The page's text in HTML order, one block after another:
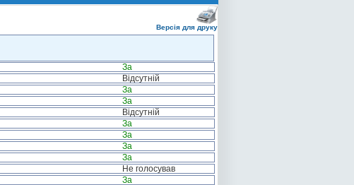
Версія для друку
За
Відсутній
За
За
Відсутній
За
За
За
За
Не голосував
За